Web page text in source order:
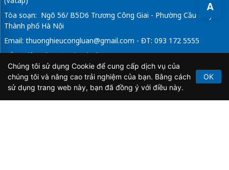
A
Tòa soạn: Ngõ 56/ B5D6 Trương Công Giai - Phường Cầu Giấy -
Thành phố Hà Nội
Email: thuonghieucongluan@gmail.com - ĐT: 093 172 5555
Tổng Biên Tập: Vũ Đức Thuận
Giấy phép hoạt động báo chí điện tử số 64/GP-BTTTT do Bộ
Thông tin và Truyền thông cấp ngày 21/2/2020.
Chúng tôi sử dụng Cookie để cung cấp dịch vụ của
chúng tôi và nâng cao trải nghiệm của bạn. Bằng cách
sử dụng trang web này, bạn đã đồng ý với điều này.
OK